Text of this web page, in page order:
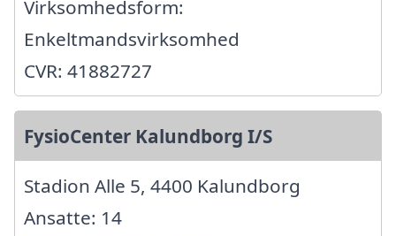
Virksomhedsform:
Enkeltmandsvirksomhed
CVR: 41882727
FysioCenter Kalundborg I/S
Stadion Alle 5, 4400 Kalundborg
Ansatte: 14